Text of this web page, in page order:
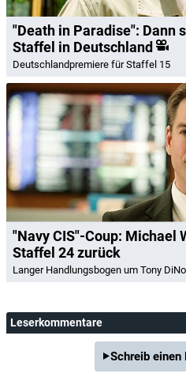
"Death in Paradise": Dann
Staffel in Deutschland
Deutschlandpremiere für Staffel 15
"Navy CIS"-Coup: Michael
Staffel 24 zurück
Langer Handlungsbogen um Tony
Leserkommentare
Schreib einen